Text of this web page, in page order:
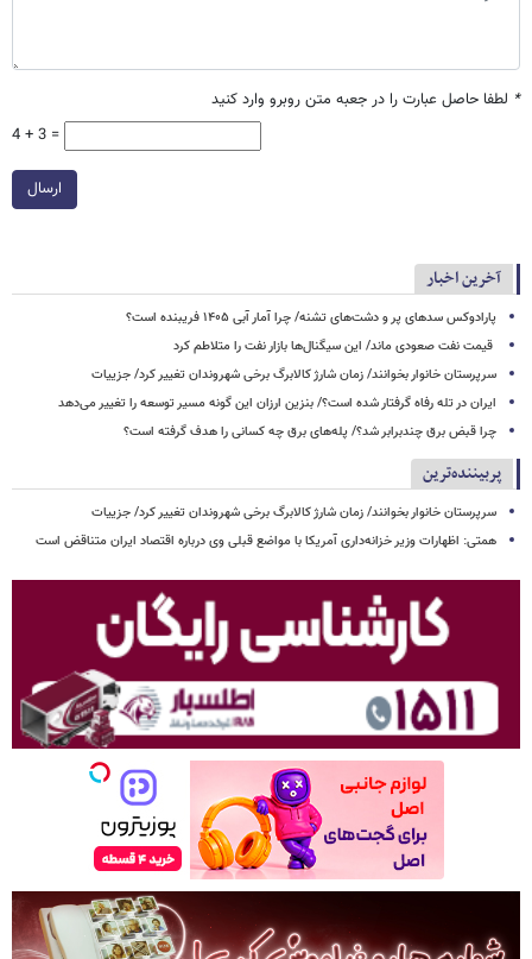
* لطفا حاصل عبارت را در جعبه متن روبرو وارد کنید
4 + 3 =
ارسال
آخرین اخبار
پارادوکس سدهای پر و دشت‌های تشنه/ چرا آمار آبی ۱۴۰۵ فریبنده است؟
قیمت نفت صعودی ماند/ این سیگنال‌ها بازار نفت را متلاطم کرد
سرپرستان خانوار بخوانند/ زمان شارژ کالابرگ برخی شهروندان تغییر کرد/ جزییات
ایران در تله رفاه گرفتار شده است؟/ بنزین ارزان این گونه مسیر توسعه را تغییر می‌دهد
چرا قبض برق چندبرابر شد؟/ پله‌های برق چه کسانی را هدف گرفته است؟
پربیننده‌ترین
سرپرستان خانوار بخوانند/ زمان شارژ کالابرگ برخی شهروندان تغییر کرد/ جزییات
همتی: اظهارات وزیر خزانه‌داری آمریکا با مواضع قبلی وی درباره اقتصاد ایران متناقض است